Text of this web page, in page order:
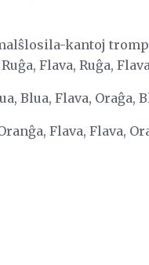
kantoj
Flava, Ruĝa,
Blua, Flava, Oraĝa,
Flava, Flava,